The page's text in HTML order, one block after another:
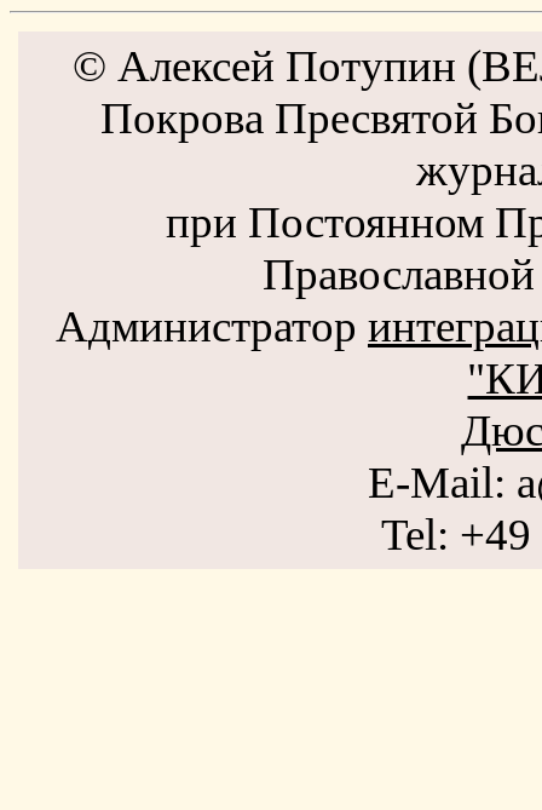
© Алексей Потупин
Покрова Пресвятой
при Постоянном
Администратор
E-Mail:
Tel: